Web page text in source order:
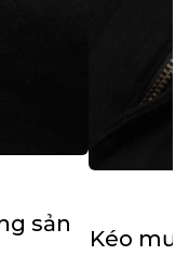
sản
Kéo